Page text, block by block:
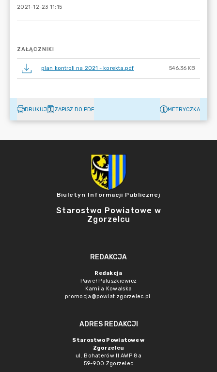
2021-12-23 11:15
ZAŁĄCZNIKI
plan kontroli na 2021 - korekta.pdf 546.36 KB
DRUKUJ ZAPISZ DO PDF METRYCZKA
Biuletyn Informacji Publicznej
Starostwo Powiatowe w
Zgorzelcu
REDAKCJA
Redakcja
Paweł Paluszkiewicz
Kamila Kowalska
promocja@powiat.zgorzelec.pl
ADRES REDAKCJI
Starostwo Powiatowe w
Zgorzelcu
ul. Bohaterów II AWP 8a
59-900 Zgorzelec